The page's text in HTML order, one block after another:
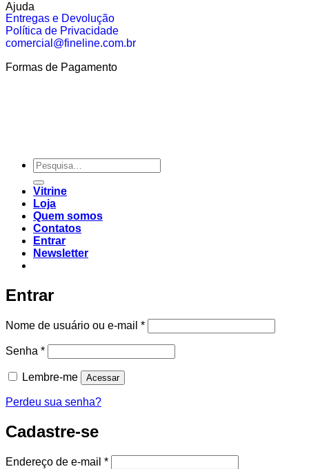
Ajuda
Entregas e Devolução
Política de Privacidade
comercial@fineline.com.br
Formas de Pagamento
Vitrine
Loja
Quem somos
Contatos
Entrar
Newsletter
Entrar
Nome de usuário ou e-mail *
Senha *
Lembre-me Acessar
Perdeu sua senha?
Cadastre-se
Endereço de e-mail *